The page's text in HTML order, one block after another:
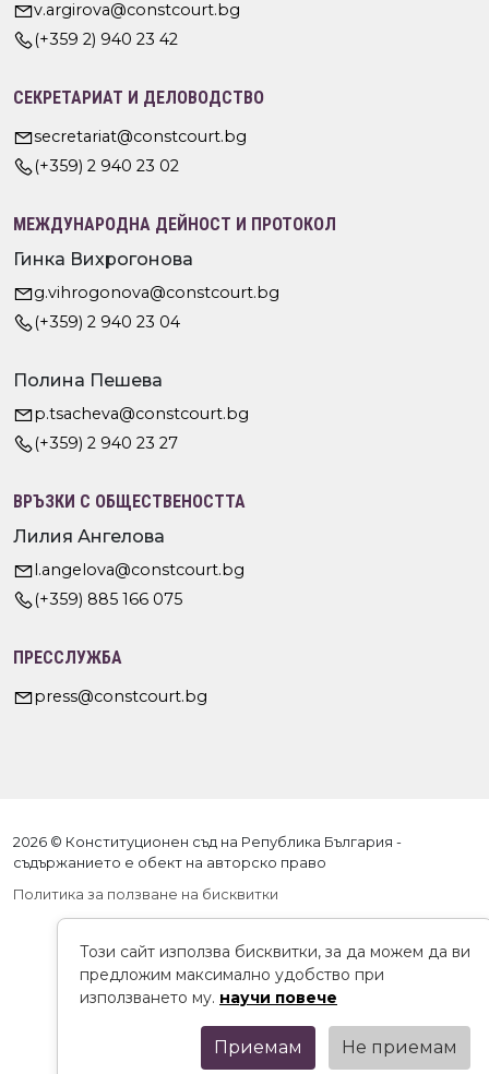
v.argirova@constcourt.bg
(+359 2) 940 23 42
СЕКРЕТАРИАТ И ДЕЛОВОДСТВО
secretariat@constcourt.bg
(+359) 2 940 23 02
МЕЖДУНАРОДНА ДЕЙНОСТ И ПРОТОКОЛ
Гинка Вихрогонова
g.vihrogonova@constcourt.bg
(+359) 2 940 23 04
Полина Пешева
p.tsacheva@constcourt.bg
(+359) 2 940 23 27
ВРЪЗКИ С ОБЩЕСТВЕНОСТТА
Лилия Ангелова
l.angelova@constcourt.bg
(+359) 885 166 075
ПРЕССЛУЖБА
press@constcourt.bg
2026 © Конституционен съд на Република България -
съдържанието е обект на авторско право
Политика за ползване на бисквитки
Този сайт използва бисквитки, за да можем да ви
предложим максимално удобство при
използването му. научи повече
Приемам Не приемам